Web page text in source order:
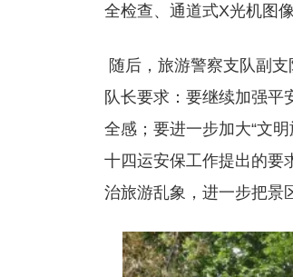
全检查、通道式X光机图
随后，旅游警察支队副
队长要求：要继续加强平
全感；要进一步加大“文
十四运安保工作提出的要
治旅游乱象，进一步把景